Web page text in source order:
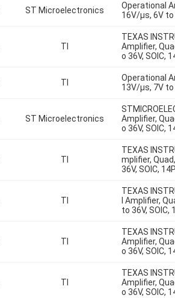
ST Microelectronics
Operational
16V/µs, 6V to
TI
TEXAS
Amplifier,
o 36V, SOIC,
TI
Operational
13V/µs, 7V to
ST Microelectronics
Amplifier,
o 36V, SOIC,
TI
TEXAS
mplifier,
36V, SOIC,
TI
TEXAS
l Amplifier,
to 36V, SOIC,
TI
TEXAS
Amplifier,
o 36V, SOIC,
TI
TEXAS
Amplifier,
o 36V, SOIC,